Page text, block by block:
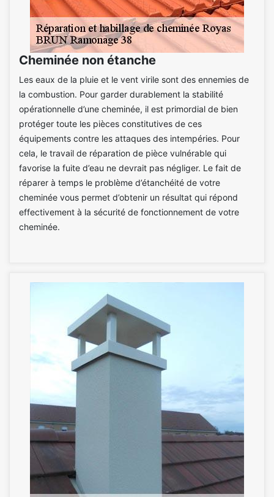
Cheminée non étanche
Les eaux de la pluie et le vent virile sont des ennemies de
la combustion. Pour garder durablement la stabilité
opérationnelle d’une cheminée, il est primordial de bien
protéger toute les pièces constitutives de ces
équipements contre les attaques des intempéries. Pour
cela, le travail de réparation de pièce vulnérable qui
favorise la fuite d’eau ne devrait pas négliger. Le fait de
réparer à temps le problème d’étanchéité de votre
cheminée vous permet d’obtenir un résultat qui répond
effectivement à la sécurité de fonctionnement de votre
cheminée.